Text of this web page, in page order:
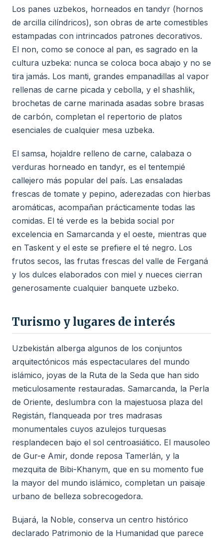
Los panes uzbekos, horneados en tandyr (hornos
de arcilla cilíndricos), son obras de arte comestibles
estampadas con intrincados patrones decorativos.
El non, como se conoce al pan, es sagrado en la
cultura uzbeka: nunca se coloca boca abajo y no se
tira jamás. Los manti, grandes empanadillas al vapor
rellenas de carne picada y cebolla, y el shashlik,
brochetas de carne marinada asadas sobre brasas
de carbón, completan el repertorio de platos
esenciales de cualquier mesa uzbeka.
El samsa, hojaldre relleno de carne, calabaza o
verduras horneado en tandyr, es el tentempié
callejero más popular del país. Las ensaladas
frescas de tomate y pepino, aderezadas con hierbas
aromáticas, acompañan prácticamente todas las
comidas. El té verde es la bebida social por
excelencia en Samarcanda y el oeste, mientras que
en Taskent y el este se prefiere el té negro. Los
frutos secos, las frutas frescas del valle de Ferganá
y los dulces elaborados con miel y nueces cierran
generosamente cualquier banquete uzbeko.
Turismo y lugares de interés
Uzbekistán alberga algunos de los conjuntos
arquitectónicos más espectaculares del mundo
islámico, joyas de la Ruta de la Seda que han sido
meticulosamente restauradas. Samarcanda, la Perla
de Oriente, deslumbra con la majestuosa plaza del
Registán, flanqueada por tres madrasas
monumentales cuyos azulejos turquesas
resplandecen bajo el sol centroasiático. El mausoleo
de Gur-e Amir, donde reposa Tamerlán, y la
mezquita de Bibi-Khanym, que en su momento fue
la mayor del mundo islámico, completan un paisaje
urbano de belleza sobrecogedora.
Bujará, la Noble, conserva un centro histórico
declarado Patrimonio de la Humanidad que parece